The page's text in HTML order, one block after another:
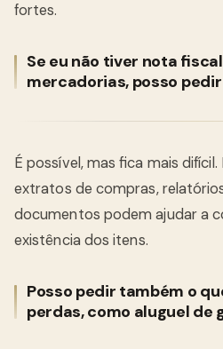
fortes.
Se eu não tiver nota
mercadorias, posso
É possível, mas fica mais
extratos de compras,
documentos podem ajudar a
existência dos itens.
Posso pedir também o
perdas, como aluguel de